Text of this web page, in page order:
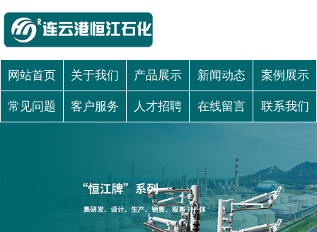
网站首页 关于我们 产品展示 新闻动态 案例展示
常见问题 客户服务 人才招聘 在线留言 联系我们